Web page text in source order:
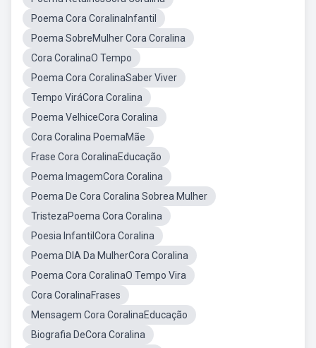
Poema Cora CoralinaInfantil
Poema SobreMulher Cora Coralina
Cora CoralinaO Tempo
Poema Cora CoralinaSaber Viver
Tempo ViráCora Coralina
Poema VelhiceCora Coralina
Cora Coralina PoemaMãe
Frase Cora CoralinaEducação
Poema ImagemCora Coralina
Poema De Cora Coralina Sobrea Mulher
TristezaPoema Cora Coralina
Poesia InfantilCora Coralina
Poema DIA Da MulherCora Coralina
Poema Cora CoralinaO Tempo Vira
Cora CoralinaFrases
Mensagem Cora CoralinaEducação
Biografia DeCora Coralina